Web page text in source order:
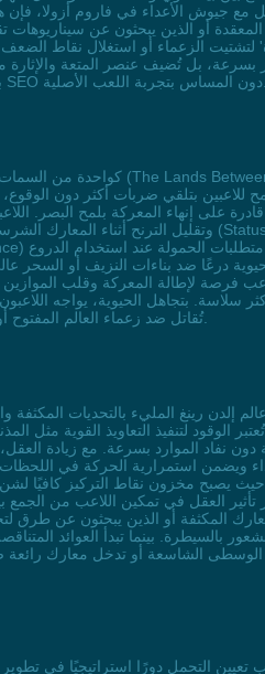
مع جيوش الأعداء في فاروم أزولا،
المعقدة أو الذين يبحثون عن
لتشتيت الزعماء أو استغلال نقاط
بسرعة، بل تُضيف عنصر المتعة والإثارة
سلاسة. بتجاهل الحيوية، يواجه
إلدن رينغ المليء بالتحديات
دون نفاد الموارد بسرعة. مع زيادة
يصبح مخزون نقاط التركيز كافيًا
الشاسعة أو تدخل معارك رائعة ضد